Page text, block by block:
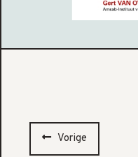
Vorige